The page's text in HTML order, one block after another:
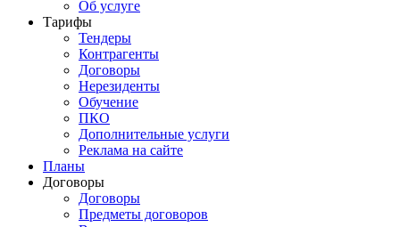
Об услуге
Тарифы
Тендеры
Контрагенты
Договоры
Нерезиденты
Обучение
ПКО
Дополнительные услуги
Реклама на сайте
Планы
Договоры
Договоры
Предметы договоров